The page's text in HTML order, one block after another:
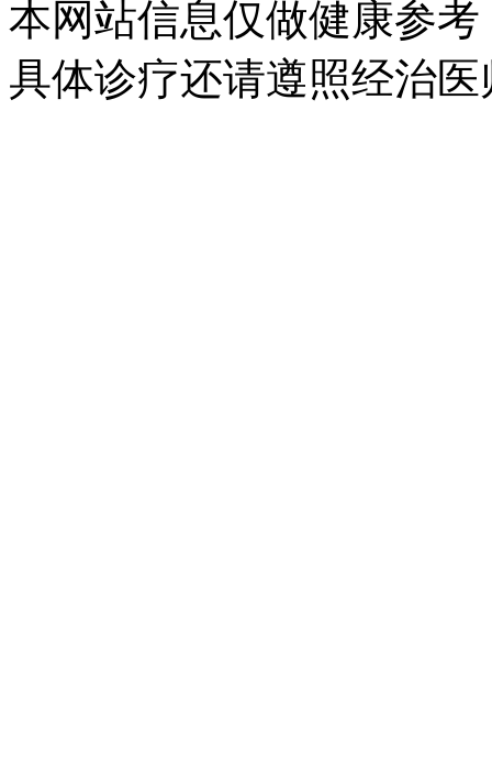
本网站信息仅做健康参
具体诊疗还请遵照经治医